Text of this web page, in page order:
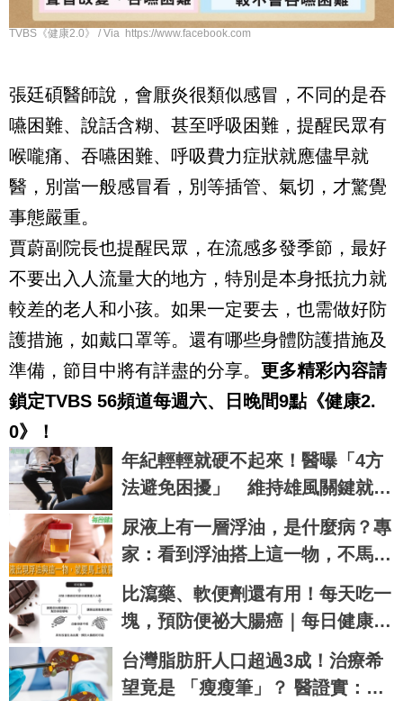
TVBS《健康2.0》 / Via https://www.facebook.com
張廷碩醫師說，會厭炎很類似感冒，不同的是吞
嚥困難、說話含糊、甚至呼吸困難，提醒民眾有
喉嚨痛、吞嚥困難、呼吸費力症狀就應儘早就
醫，別當一般感冒看，別等插管、氣切，才驚覺
事態嚴重。
賈蔚副院長也提醒民眾，在流感多發季節，最好
不要出入人流量大的地方，特別是本身抵抗力就
較差的老人和小孩。如果一定要去，也需做好防
護措施，如戴口罩等。還有哪些身體防護措施及
準備，節目中將有詳盡的分享。 更多精彩內容請
鎖定TVBS 56頻道每週六、日晚間9點《健康2.
0》！
年紀輕輕就硬不起來！醫曝「4方
法避免困擾」 維持雄風關鍵就在
這
尿液上有一層浮油，是什麼病？專
家：看到浮油搭上這一物，不馬上
就醫不行！
比瀉藥、軟便劑還有用！每天吃一
塊，預防便祕大腸癌｜每日健康 H
ealth
台灣脂肪肝人口超過3成！治療希
望竟是 「瘦瘦筆」？ 醫證實：有